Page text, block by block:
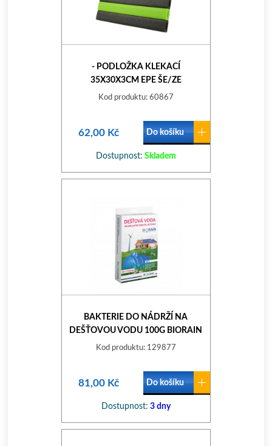
- PODLOŽKA KLEKACÍ
35X30X3CM EPE ŠE/ZE
Kod produktu: 60867
62,00 Kč Do košíku
Dostupnost: Skladem
BAKTERIE DO NÁDRŽÍ NA
DEŠŤOVOU VODU 100G BIORAIN
Kod produktu: 129877
81,00 Kč Do košíku
Dostupnost: 3 dny